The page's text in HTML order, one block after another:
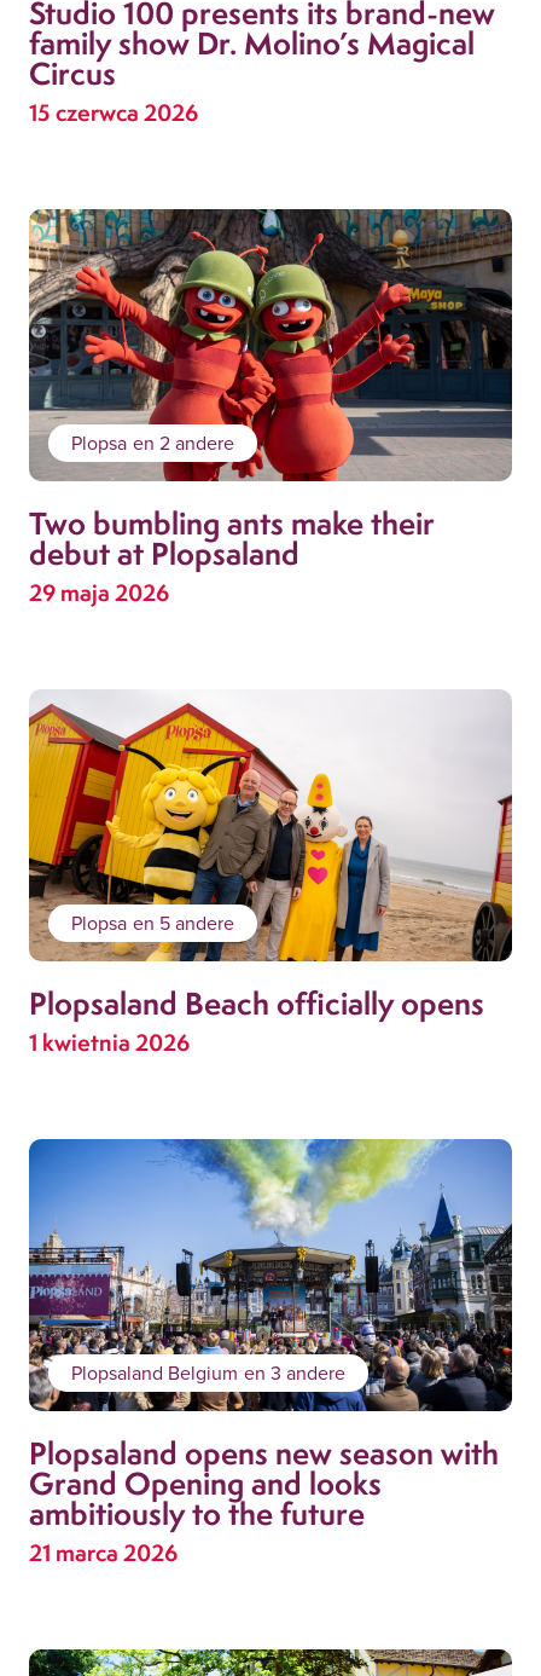
Studio 100 presents its brand-new
family show Dr. Molino’s Magical
Circus
15 czerwca 2026
Plopsa en 2 andere
Two bumbling ants make their
debut at Plopsaland
29 maja 2026
Plopsa en 5 andere
Plopsaland Beach officially opens
1 kwietnia 2026
Plopsaland Belgium en 3 andere
Plopsaland opens new season with
Grand Opening and looks
ambitiously to the future
21 marca 2026